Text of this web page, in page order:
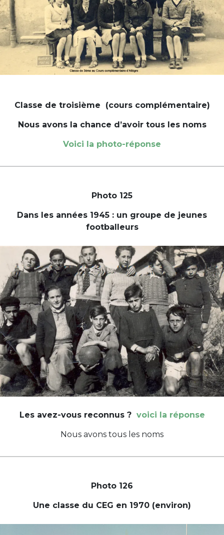
Classe de troisième (cours complémentaire)
Nous avons la chance d’avoir tous les noms
Voici la photo-réponse
Photo 125
Dans les années 1945 : un groupe de jeunes
footballeurs
Les avez-vous reconnus ? voici la réponse
Nous avons tous les noms
Photo 126
Une classe du CEG en 1970 (environ)